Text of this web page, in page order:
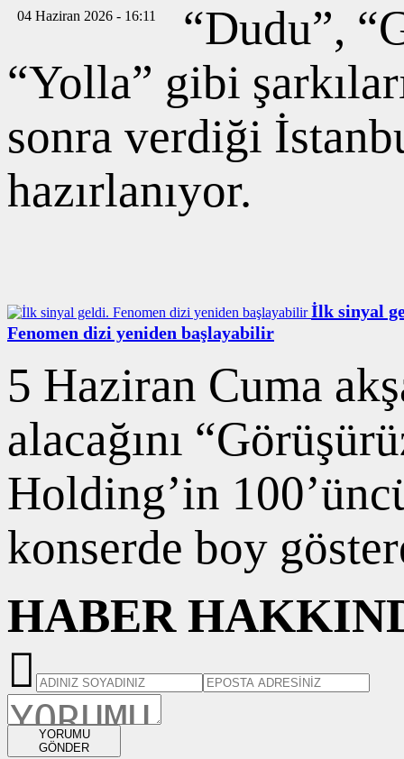
04 Haziran 2026 - 16:11
“Dudu”,
“Yolla” gibi
sonra verdiği
hazırlanıyor.
İlk sinyal
Fenomen dizi yeniden başlayabilir
5 Haziran Cuma
alacağını
Holding’in
konserde boy
HABER
YORUMU
GÖNDER